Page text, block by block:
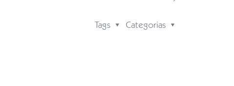
Categorias
Tags